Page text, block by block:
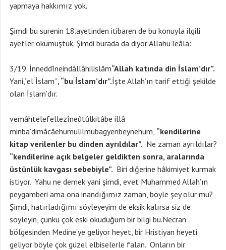
yapmaya hakkımız yok.
Şimdi bu surenin 18.ayetinden itibaren de bu konuyla ilgili
ayetler okumuştuk. Şimdi burada da diyor AllahüTeâla:
3/19. İnneddîneindâllâhilislâm“Allah katında din İslam’dır”.
Yani,“el İslam”, “bu İslam’dır”.İşte Allah’ın tarif ettiği şekilde
olan İslam’dır.
vemâhtelefellezîneûtûlkitâbe illâ
minba’dimâcâehumulilmubagyenbeynehum, “kendilerine
kitap verilenler bu dinden ayrıldılar”. Ne zaman ayrıldılar?
“kendilerine açık belgeler geldikten sonra, aralarında
üstünlük kavgası sebebiyle”. Biri diğerine hâkimiyet kurmak
istiyor. Yahu ne demek yani şimdi, evet Muhammed Allah’ın
peygamberi ama ona inandığımız zaman, böyle şey olur mu?
Şimdi, hatırladığımı söyleyeyim de eksik kalırsa siz de
söyleyin, çünkü çok eski okuduğum bir bilgi bu.Necran
bölgesinden Medine’ye geliyor heyet, bir Hristiyan heyeti
geliyor böyle çok güzel elbiselerle falan. Onların bir